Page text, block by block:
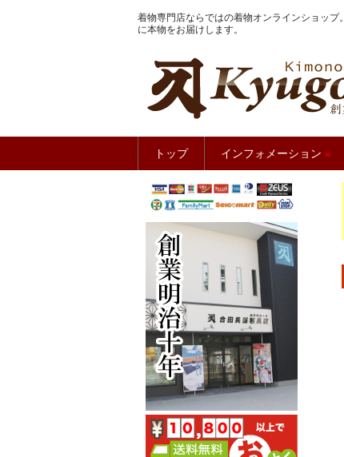
着物専門店ならではの着物オンラインショッ
に本物をお届けします。
きもの
トップ インフォメーション »